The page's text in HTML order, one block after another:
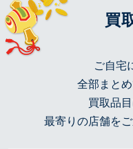
買
ご自宅
全部まと
買取品
最寄りの店舗を